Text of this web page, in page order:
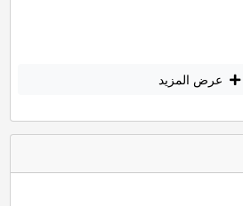
عرض المزيد